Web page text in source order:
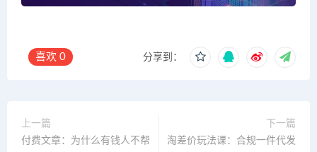
喜欢 0 分享到：
上一篇
付费文章：为什么有钱人不帮
下一篇
淘差价玩法课：合规一件代发